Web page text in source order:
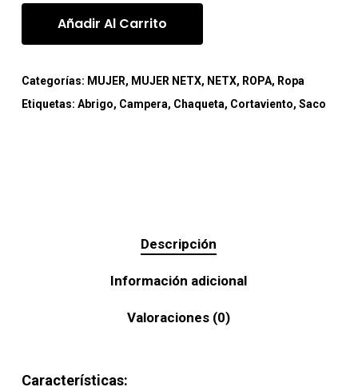
Añadir Al Carrito
Categorías: MUJER, MUJER NETX, NETX, ROPA, Ropa
Etiquetas: Abrigo, Campera, Chaqueta, Cortaviento, Saco
Descripción
Información adicional
Valoraciones (0)
Características: